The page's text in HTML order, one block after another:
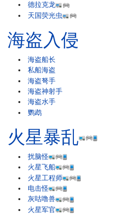
德拉克龙
天国荧光虫
海盗入侵
海盗船长
私船海盗
海盗弩手
海盗神射手
海盗水手
鹦鹉
火星暴乱
扰脑怪
火星飞船
火星工程师
电击怪
灰咕噜兽
火星军官